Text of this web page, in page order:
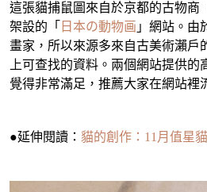
這張貓捕鼠圖來自於京都的古物商
架設的「 日本の動物画 」網站。由
畫家，所以來源多來自古美術瀨戶
上可查找的資料。兩個網站提供的
覺得非常滿足，推薦大家在網站裡
●延伸閱讀： 貓的創作：11月值星